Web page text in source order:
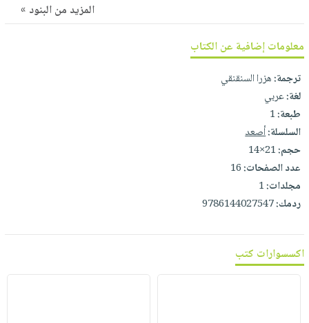
خدمات
نيل
وفرات
انشر
كتابك
تواصل
معنا
الإصدارات
المزيد من البنود »
معلومات إضافية عن الكتاب
ترجمة:هزرا السنقنقي
لغة:عربي
طبعة:1
السلسلة:أصعد
حجم:21×14
عدد الصفحات:16
مجلدات:1
ردمك:9786144027547
اكسسوارات كتب